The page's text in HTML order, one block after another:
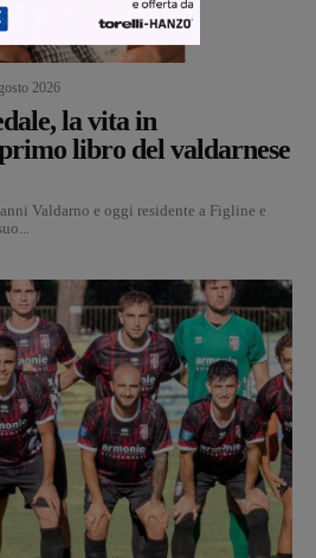
2026
la vita in
libro del valdarnese
Valdarno e oggi residente a Figline e